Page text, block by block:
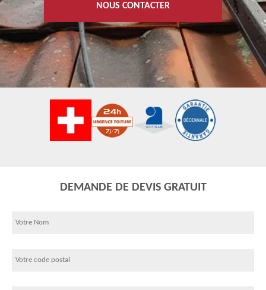
NOUS CONTACTER
DEMANDE DE DEVIS GRATUIT